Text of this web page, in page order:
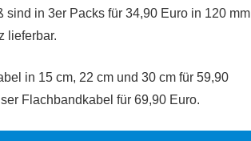
in 3er Packs für 34,90 Euro in 120 mm
lieferbar.
in 15 cm, 22 cm und 30 cm für 59,90
Flachbandkabel für 69,90 Euro.